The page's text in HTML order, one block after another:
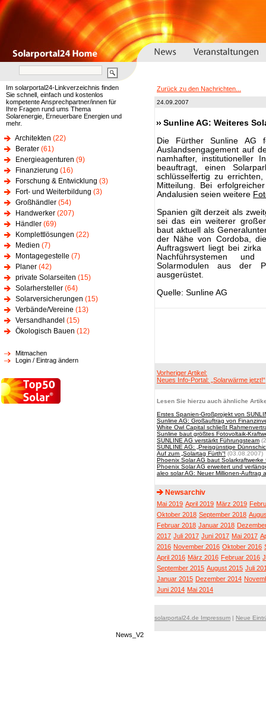
Im solarportal24-Linkverzeichnis finden
Sie schnell, einfach und kostenlos
kompetente Ansprechpartner/innen für
Ihre Fragen rund ums Thema
Solarenergie, Erneuerbare Energien und
mehr.
Architekten (22)
Berater (61)
Energieagenturen (9)
Finanzierung (16)
Forschung & Entwicklung (3)
Fort- und Weiterbildung (3)
Großhändler (54)
Handwerker (207)
Händler (69)
Komplettlösungen (22)
Medien (7)
Montagegestelle (7)
Planer (42)
private Solarseiten (15)
Solarhersteller (64)
Solarversicherungen (15)
Verbände/Vereine (13)
Versandhandel (15)
Ökologisch Bauen (12)
Mitmachen
Login / Eintrag ändern
Zurück zu den Nachrichten...
24.09.2007
Sunline AG: Weiteres
Die Fürther Sunline AG
Auslandsengagement auf
namhafter, institutioneller
beauftragt, einen
schlüsselfertig zu
Mitteilung. Bei
Andalusien seien weitere
Spanien gilt derzeit als
sei das ein weiterer
baut aktuell als
der Nähe von Cordoba,
Auftragswert liegt bei
Nachführsystemen
Solarmodulen aus der
ausgerüstet.
Quelle: Sunline AG
Vorheriger Artikel:
Neues Info-Portal: „Solarwärme jetzt!“
Lesen Sie hierzu auch ähnliche
Erstes Spanien-Großprojekt von
Sunline AG: Großauftrag von
White Owl Capital schließt
Sunline baut größtes Fotovoltaik-
SUNLINE AG verstärkt Führungsteam
SUNLINE AG: „Preisgünstige
Auf zum „Solartag Fürth“! (03.08.2007)
Phoenix Solar AG baut
Phoenix Solar AG erweitert und
aleo solar AG: Neuer Millionen-Auftrag
Newsarchiv
Mai 2019 April 2019 März 2019
Oktober 2018 September 2018
Februar 2018 Januar 2018
2017 Juli 2017 Juni 2017 Mai 2017
2016 November 2016 Oktober 2016
April 2016 März 2016 Februar 2016
September 2015 August 2015 Juli
Januar 2015 Dezember 2014
Juni 2014 Mai 2014
solarportal24.de Impressum | Neue
News_V2